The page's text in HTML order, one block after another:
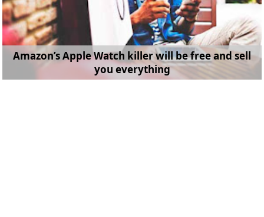
Amazon’s Apple Watch killer will be free and sell
you everything